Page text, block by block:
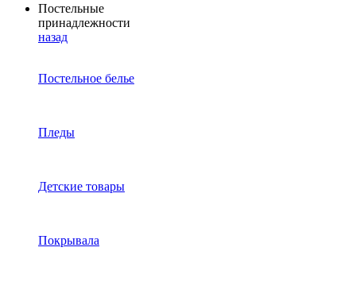
Постельные
принадлежности
назад
Постельное белье
Пледы
Детские товары
Покрывала